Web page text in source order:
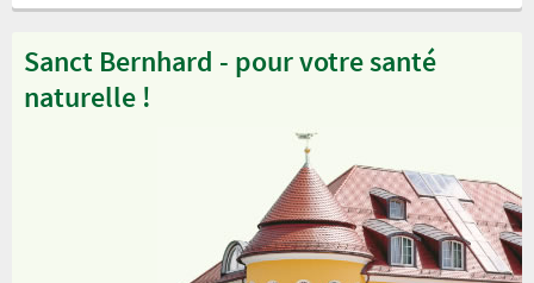
Sanct Bernhard - pour votre santé
naturelle !